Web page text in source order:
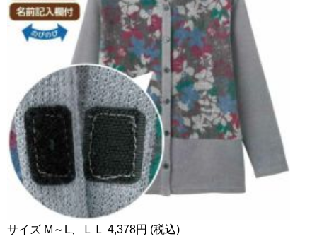
サイズ M～L、ＬＬ 4,378円 (税込)